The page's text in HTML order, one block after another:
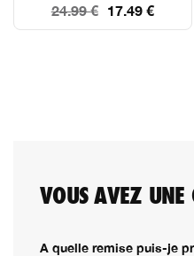
17.49 €
24.99 €
VOUS AVEZ UNE
A quelle remise puis-je